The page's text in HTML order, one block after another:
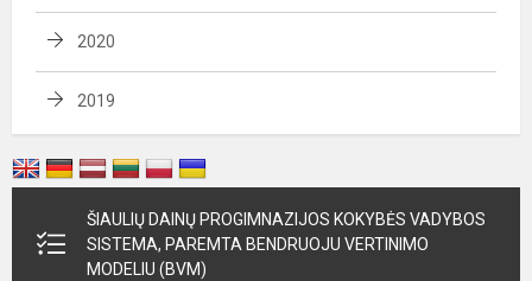
2020
2019
ŠIAULIŲ DAINŲ PROGIMNAZIJOS KOKYBĖS VADYBOS
SISTEMA, PAREMTA BENDRUOJU VERTINIMO
MODELIU (BVM)